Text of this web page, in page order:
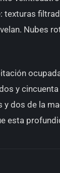
texturas
Nubes
y
y dos de la
esta